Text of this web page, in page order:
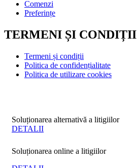
Comenzi
Preferințe
TERMENI ȘI CONDIȚII
Termeni și condiții
Politica de confidențialitate
Politica de utilizare cookies
Soluționarea alternativă a litigiilor
DETALII
Soluționarea online a litigiilor